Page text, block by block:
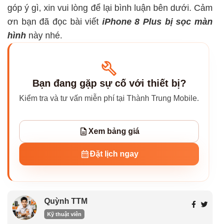
góp ý gì, xin vui lòng để lại bình luận bên dưới. Cảm
ơn bạn đã đọc bài viết iPhone 8 Plus bị sọc màn
hình này nhé.
Bạn đang gặp sự cố với thiết bị?
Kiểm tra và tư vấn miễn phí tại Thành Trung Mobile.
Xem bảng giá
Đặt lịch ngay
Quỳnh TTM
Kỹ thuật viên